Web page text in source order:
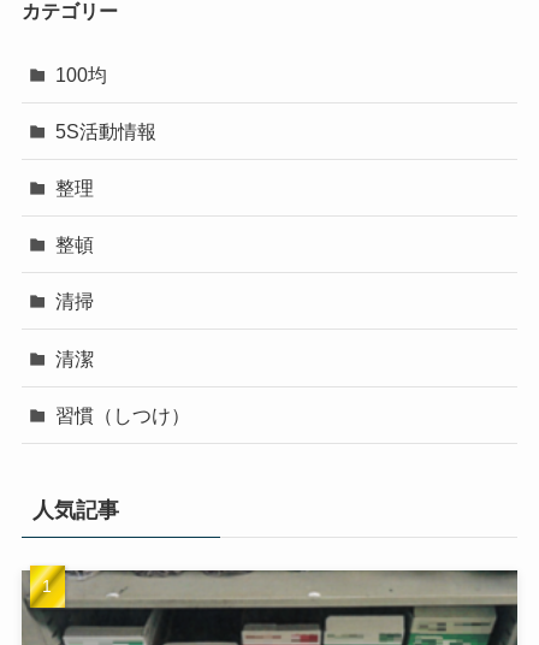
カテゴリー
100均
5S活動情報
整理
整頓
清掃
清潔
習慣（しつけ）
人気記事